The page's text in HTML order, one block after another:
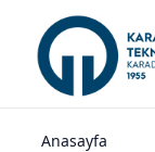
Anasayfa